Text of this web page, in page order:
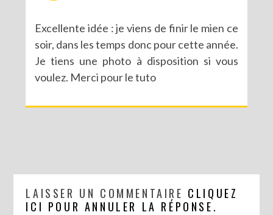
Excellente idée : je viens de finir le mien ce
soir, dans les temps donc pour cette année.
Je tiens une photo à disposition si vous
voulez. Merci pour le tuto
LAISSER UN COMMENTAIRE CLIQUEZ
ICI POUR ANNULER LA RÉPONSE.